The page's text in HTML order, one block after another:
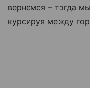
вернемся – тогда
курсируя между